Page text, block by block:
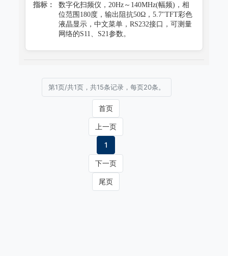
指标：
数字化扫频仪，20Hz～140MHz(幅频)，相
位范围180度，输出阻抗50Ω，5.7"TFT彩色
液晶显示，中文菜单，RS232接口，可测量
网络的S11、S21参数。
第1页/共1页，共15条记录，每页20条。
首页
上一页
1
下一页
尾页